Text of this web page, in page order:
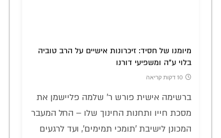
מיומנו של חסיד: זיכרונות אישיים על הרב טוביה
בלוי ע"ה ומשפיעי דורנו
10 דקות קריאה
ברשימה אישית פורש ר' שלמה פליישמן את
מסכת חייו ותחנות החינוך שלו – החל המעבר
המכונן לישיבת 'תומכי תמימים', ועד לרגעים